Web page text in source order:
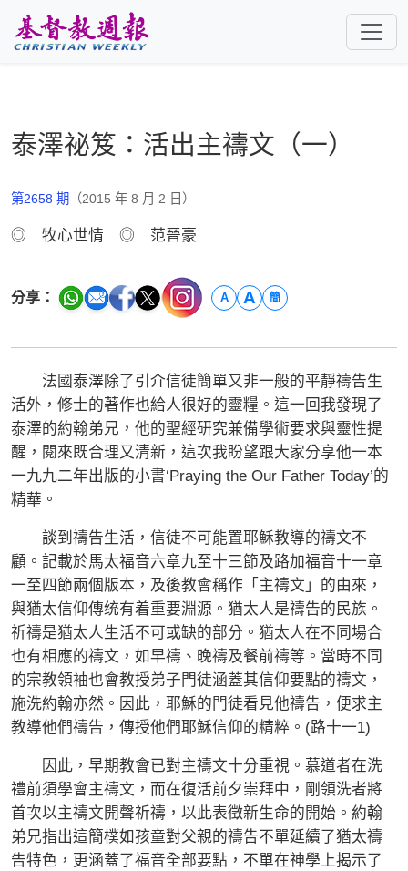
泰澤祕笈：活出主禱文（一）
第2658 期 （2015 年 8 月 2 日）
◎ 牧心世情 ◎ 范晉豪
分享： A A 簡
法國泰澤除了引介信徒簡單又非一般的平靜禱告生
活外，修士的著作也給人很好的靈糧。這一回我發現了
泰澤的約翰弟兄，他的聖經研究兼備學術要求與靈性提
醒，閱來既合理又清新，這次我盼望跟大家分享他一本
一九九二年出版的小書‘Praying the Our Father Today’的
精華。
談到禱告生活，信徒不可能置耶穌教導的禱文不
顧。記載於馬太福音六章九至十三節及路加福音十一章
一至四節兩個版本，及後教會稱作「主禱文」的由來，
與猶太信仰傳统有着重要淵源。猶太人是禱告的民族。
祈禱是猶太人生活不可或缺的部分。猶太人在不同場合
也有相應的禱文，如早禱、晚禱及餐前禱等。當時不同
的宗教領袖也會教授弟子門徒涵蓋其信仰要點的禱文，
施洗約翰亦然。因此，耶穌的門徒看見他禱告，便求主
教導他們禱告，傳授他們耶穌信仰的精粹。(路十一1)
因此，早期教會已對主禱文十分重視。慕道者在洗
禮前須學會主禱文，而在復活前夕崇拜中，剛領洗者將
首次以主禱文開聲祈禱，以此表徵新生命的開始。約翰
弟兄指出這簡樸如孩童對父親的禱告不單延續了猶太禱
告特色，更涵蓋了福音全部要點，不單在神學上揭示了